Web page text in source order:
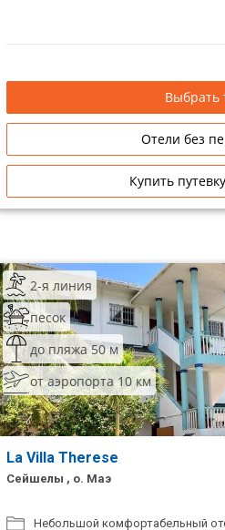
Выбрать
Отели без
Купить
2-я линия
песок
до пляжа 50 м
от аэропорта 10 км
La Villa Therese
Сейшелы , о. Маэ
Небольшой комфортабельный